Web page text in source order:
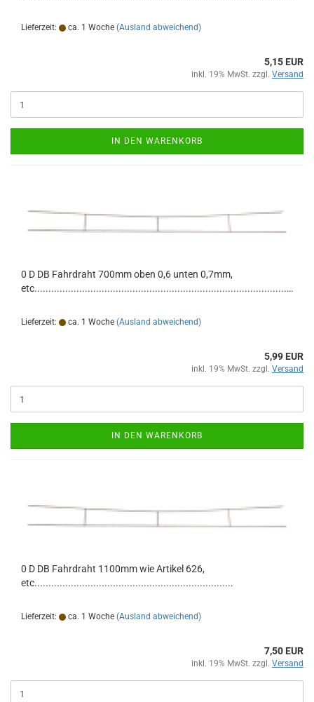
Lieferzeit: ca. 1 Woche (Ausland abweichend)
5,15 EUR
inkl. 19% MwSt. zzgl. Versand
IN DEN WARENKORB
0 D DB Fahrdraht 700mm oben 0,6 unten 0,7mm,
etc............................................................................................................
Lieferzeit: ca. 1 Woche (Ausland abweichend)
5,99 EUR
inkl. 19% MwSt. zzgl. Versand
IN DEN WARENKORB
0 D DB Fahrdraht 1100mm wie Artikel 626,
etc.......................................................................
Lieferzeit: ca. 1 Woche (Ausland abweichend)
7,50 EUR
inkl. 19% MwSt. zzgl. Versand